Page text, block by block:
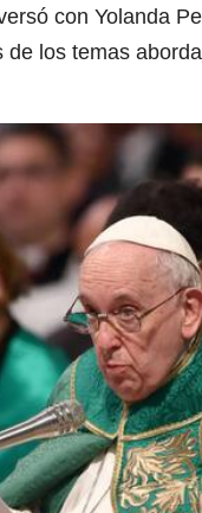
con Yolanda
de los temas